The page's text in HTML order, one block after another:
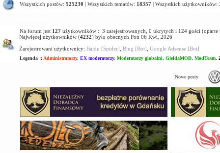
Wszystkich postów: 525230 | Wszystkich tematów: 18357 | Wszystkich użytkowników:
Na forum jest 127 użytkowników :: 3 zarejestrowanych, 0 ukrytych i 124 gości
Najwięcej użytkowników (4232) było obecnych Pon 06 Kwi, 2026
Zarejestrowani użytkownicy: Baidu [Spider] Bing [Bot] Google Adsense [Bot]
Legenda :: Administratorzy, EX moderatorzy, Moderatorzy globalni, GiełdaMOD, ModTeam,
Nowe posty